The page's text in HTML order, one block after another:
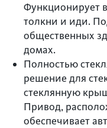
Функционирует
толкни и иди.
общественных
домах.
Полностью
решение для
стеклянную
Привод,
обеспечивает